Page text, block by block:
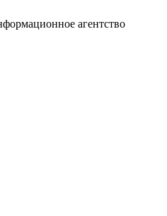
агентство